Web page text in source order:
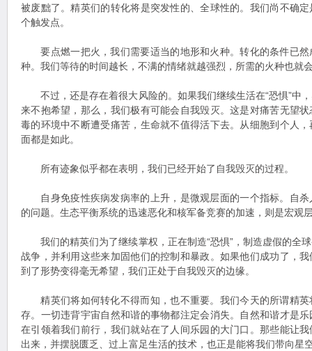
被废黜了。精英们的转化将是突发性的、全球性的。我们尚不确
个触发点。
要点燃一把火，我们需要适当的地形和火种。转化的条件已然
种。我们等待的时间越长，不满的情绪就越强烈，所需的火种也就
不过，还是存在着很大风险的。如果我们继续生活在“恐惧”中
来不抱希望，那么，我们极有可能会自我毁灭。这是对痛苦无望
毒的环境中不断遭受痛苦，生命就不值得活下去。从细胞到个人
面都是如此。
所有迹象似乎都在表明，我们已经开始了自我毁灭的过程。
自身免疫性疾病发病率的上升，是微观层面的一个指标。自杀
的问题。生态平衡系统的迅速恶化和核军备竞赛的加速，则是宏观
我们的精英们为了继续掌权，正在制造“恐惧”，制造虚假的全
战争，并利用这些来加固他们的控制和暴政。如果他们成功了，
到了形势变得毫无希望，我们正处于自我毁灭的边缘。
精英们将如何转化不得而知，也不重要。我们今天的所谓精英
存。一切违背宇宙自然和谐的事物都注定会消失。自然和谐才是
在引领着我们前行，我们就站在了人间乐园的大门口。那些能让
出来，并摆脱匮乏、过上富足生活的技术，也正是能将我们带向星